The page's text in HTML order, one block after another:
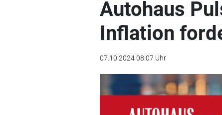
Autohaus
Inflation
07.10.2024 08:07 Uhr